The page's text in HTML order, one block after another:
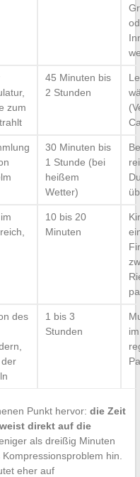
zum
45 Minuten bis
2 Stunden
30 Minuten bis
1 Stunde (bei
heißem
Wetter)
10 bis 20
Minuten
des
1 bis 3
Stunden
Punkt hervor: die Zeit
direkt auf die
als dreißig Minuten
hin.
eher auf